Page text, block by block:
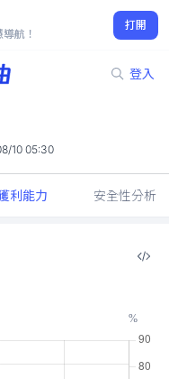
航！
打開
登入
10 05:30
利能力 安全性分析